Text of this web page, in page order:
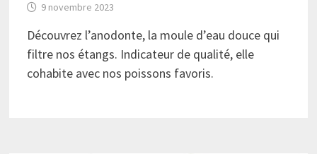
9 novembre 2023
Découvrez l’anodonte, la moule d’eau douce qui
filtre nos étangs. Indicateur de qualité, elle
cohabite avec nos poissons favoris.